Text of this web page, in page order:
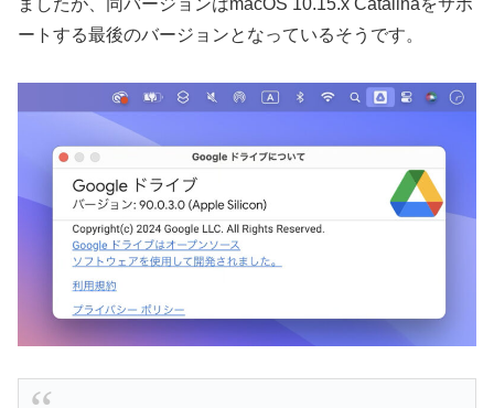
ートする最後のバージョンとなっているそうです。